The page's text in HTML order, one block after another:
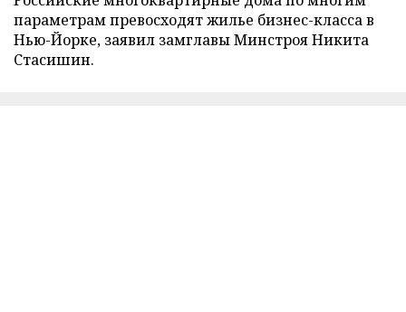
параметрам превосходят жилье бизнес-класса в
Нью-Йорке, заявил замглавы Минстроя Никита
Стасишин.